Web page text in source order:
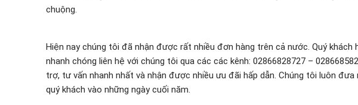
chuộng.
Hiện nay chúng tôi đã nhận được rất nhiều đơn hàng trên cả nước. Quý
nhanh chóng liên hệ với chúng tôi qua các các kênh: 02866828727 –
trợ, tư vấn nhanh nhất và nhận được nhiều ưu đãi hấp dẫn. Chúng tôi luôn
quý khách vào những ngày cuối năm.